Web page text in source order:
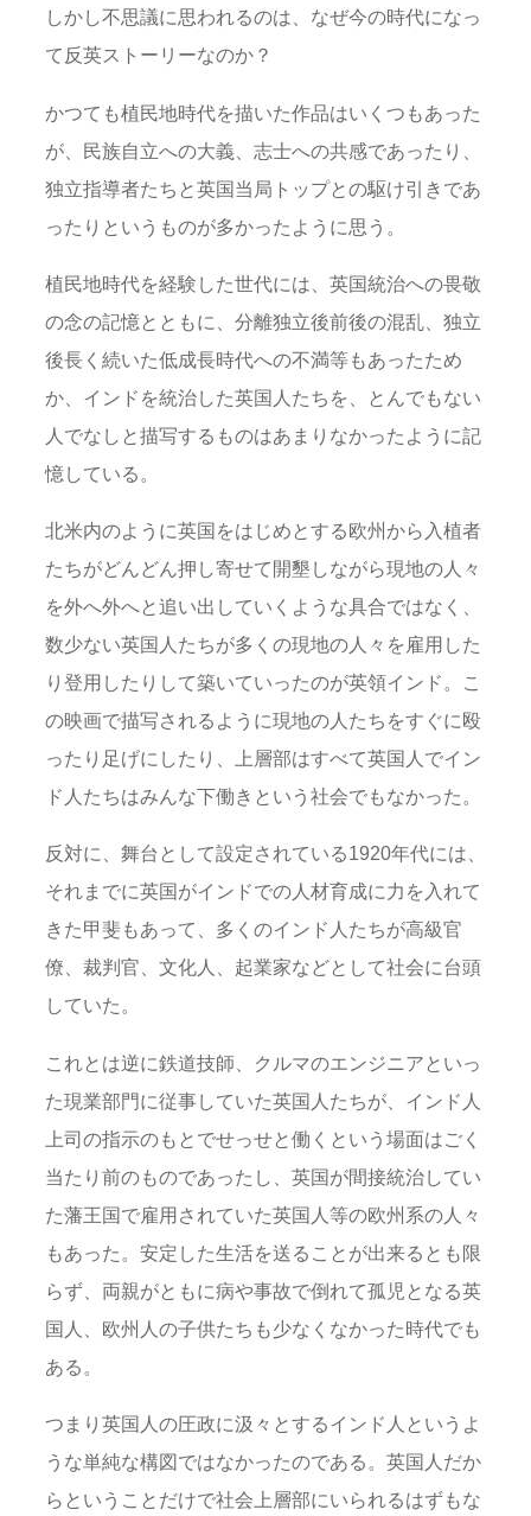
しかし不思議に思われるのは、なぜ今の時代になっ
て反英ストーリーなのか？
かつても植民地時代を描いた作品はいくつもあった
が、民族自立への大義、志士への共感であったり、
独立指導者たちと英国当局トップとの駆け引きであ
ったりというものが多かったように思う。
植民地時代を経験した世代には、英国統治への畏敬
の念の記憶とともに、分離独立後前後の混乱、独立
後長く続いた低成長時代への不満等もあったため
か、インドを統治した英国人たちを、とんでもない
人でなしと描写するものはあまりなかったように記
憶している。
北米内のように英国をはじめとする欧州から入植者
たちがどんどん押し寄せて開墾しながら現地の人々
を外へ外へと追い出していくような具合ではなく、
数少ない英国人たちが多くの現地の人々を雇用した
り登用したりして築いていったのが英領インド。こ
の映画で描写されるように現地の人たちをすぐに殴
ったり足げにしたり、上層部はすべて英国人でイン
ド人たちはみんな下働きという社会でもなかった。
反対に、舞台として設定されている1920年代には、
それまでに英国がインドでの人材育成に力を入れて
きた甲斐もあって、多くのインド人たちが高級官
僚、裁判官、文化人、起業家などとして社会に台頭
していた。
これとは逆に鉄道技師、クルマのエンジニアといっ
た現業部門に従事していた英国人たちが、インド人
上司の指示のもとでせっせと働くという場面はごく
当たり前のものであったし、英国が間接統治してい
た藩王国で雇用されていた英国人等の欧州系の人々
もあった。安定した生活を送ることが出来るとも限
らず、両親がともに病や事故で倒れて孤児となる英
国人、欧州人の子供たちも少なくなかった時代でも
ある。
つまり英国人の圧政に汲々とするインド人というよ
うな単純な構図ではなかったのである。英国人だか
らということだけで社会上層部にいられるはずもな